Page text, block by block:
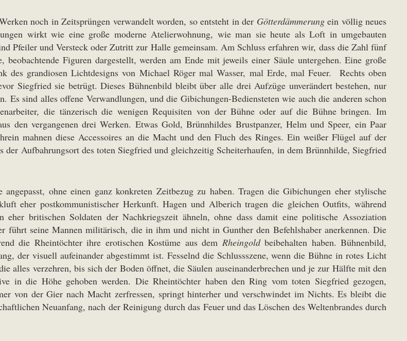
noch in Zeitsprüngen verwandelt worden, so entsteht in der Götterdämmerungein völlig neues
wirkt wie eine große moderne Atelierwohnung, wie man sie heute als Loft in umgebauten
Pfeiler und Versteck oder Zutritt zur Halle gemeinsam. Am Schluss erfahren wir, dass die Zahl fünf
Figuren dargestellt, werden am Ende mit jeweils einer Säule untergehen. Eine große
grandiosen Lichtdesigns von Michael Röger mal Wasser, mal Erde, mal Feuer. Rechts oben
Siegfried sie betrügt. Dieses Bühnenbild bleibt über alle drei Aufzüge unverändert bestehen, nur
Es sind alles offene Verwandlungen, und die Gibichungen-Bediensteten wie auch die anderen schon
die tänzerisch die wenigen Requisiten von der Bühne oder auf die Bühne bringen. Im
den vergangenen drei Werken. Etwas Gold, Brünnhildes Brustpanzer, Helm und Speer, ein Paar
mahnen diese Accessoires an die Macht und den Fluch des Ringes. Ein weißer Flügel auf der
Aufbahrungsort des toten Siegfried und gleichzeitig Scheiterhaufen, in dem Brünnhilde, Siegfried
ohne einen ganz konkreten Zeitbezug zu haben. Tragen die Gibichungen eher stylische
eher postkommunistischer Herkunft. Hagen und Alberich tragen die gleichen Outfits, während
britischen Soldaten der Nachkriegszeit ähneln, ohne dass damit eine politische Assoziation
seine Mannen militärisch, die in ihm und nicht in Gunther den Befehlshaber anerkennen. Die
die Rheintöchter ihre erotischen Kostüme aus dem Rheingoldbeibehalten haben. Bühnenbild,
der visuell aufeinander abgestimmt ist. Fesselnd die Schlussszene, wenn die Bühne in rotes Licht
alles verzehren, bis sich der Boden öffnet, die Säulen auseinanderbrechen und je zur Hälfte mit den
in die Höhe gehoben werden. Die Rheintöchter haben den Ring vom toten Siegfried gezogen,
von der Gier nach Macht zerfressen, springt hinterher und verschwindet im Nichts. Es bleibt die
Neuanfang, nach der Reinigung durch das Feuer und das Löschen des Weltenbrandes durch